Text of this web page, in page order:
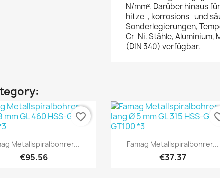
N/mm². Darüber hinaus
hitze-, korrosions- und
Sonderlegierungen,
Cr-Ni. Stähle, Aluminium,
(DIN 340) verfügbar.
Quick view
Metallspiralbohrer...
€95.56
favorite_border
Quick view
Famag Metallspiralbohrer...
€37.37